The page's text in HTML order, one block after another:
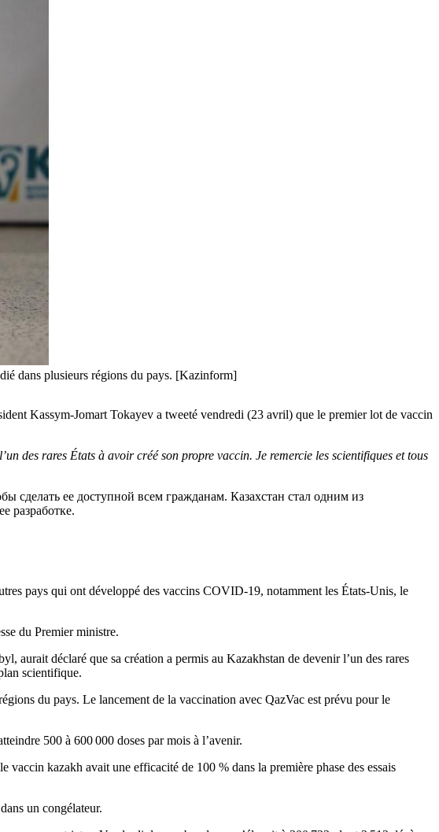
dans plusieurs régions du pays. [Kazinform]
Kassym-Jomart Tokayev a tweeté vendredi (23 avril) que le premier lot de vaccin
des rares États à avoir créé son propre vaccin. Je remercie les scientifiques et tous
сделать ее доступной всем гражданам. Казахстан стал одним из
разработке.
pays qui ont développé des vaccins COVID-19, notamment les États-Unis, le
du Premier ministre.
aurait déclaré que sa création a permis au Kazakhstan de devenir l’un des rares
scientifique.
du pays. Le lancement de la vaccination avec QazVac est prévu pour le
500 à 600 000 doses par mois à l’avenir.
kazakh avait une efficacité de 100 % dans la première phase des essais
un congélateur.